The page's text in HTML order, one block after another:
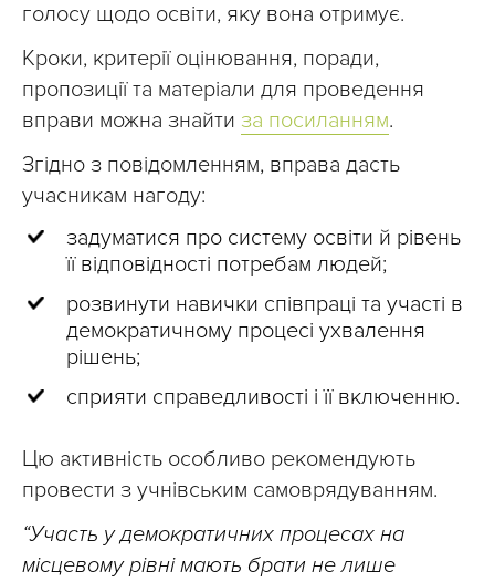
голосу щодо освіти, яку вона отримує.
Кроки, критерії оцінювання, поради,
пропозиції та матеріали для проведення
вправи можна знайти за посиланням.
Згідно з повідомленням, вправа дасть
учасникам нагоду:
задуматися про систему освіти й рівень
її відповідності потребам людей;
розвинути навички співпраці та участі в
демократичному процесі ухвалення
рішень;
сприяти справедливості і її включенню.
Цю активність особливо рекомендують
провести з учнівським самоврядуванням.
“Участь у демократичних процесах на
місцевому рівні мають брати не лише